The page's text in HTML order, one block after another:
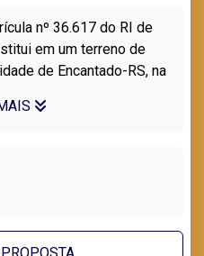
nº 36.617 do RI de
em um terreno de
de Encantado-RS, na